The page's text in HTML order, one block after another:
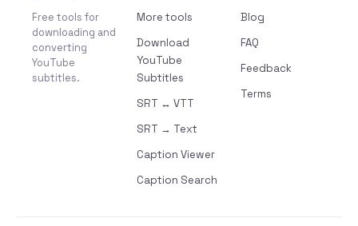
Free tools for
downloading and
converting
YouTube
subtitles.
More tools
Download
YouTube
Subtitles
SRT ↔ VTT
SRT → Text
Caption Viewer
Caption Search
Blog
FAQ
Feedback
Terms